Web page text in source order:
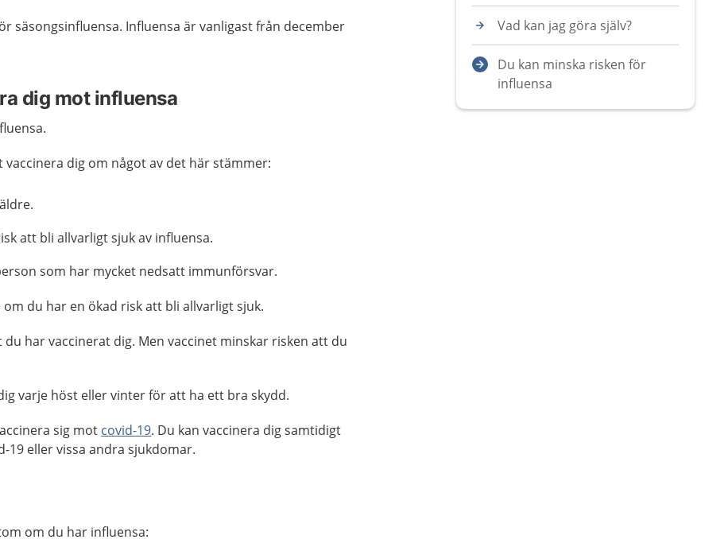
säsongsinfluensa. Influensa är vanligast från december
dig mot influensa
dig om något av det här stämmer:
att bli allvarligt sjuk av influensa.
som har mycket nedsatt immunförsvar.
du har en ökad risk att bli allvarligt sjuk.
du har vaccinerat dig. Men vaccinet minskar risken att du
varje höst eller vinter för att ha ett bra skydd.
sig mot covid-19. Du kan vaccinera dig samtidigt
19 eller vissa andra sjukdomar.
om du har influensa:
Vad kan jag göra själv?
Du kan minska risken för
influensa